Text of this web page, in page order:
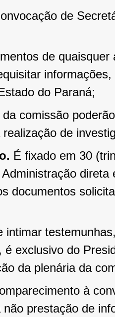
de
de
do Paraná;
comissão
de
É fixado em 30
documentos
intimar
é exclusivo do
da plenária da
à
prestação de